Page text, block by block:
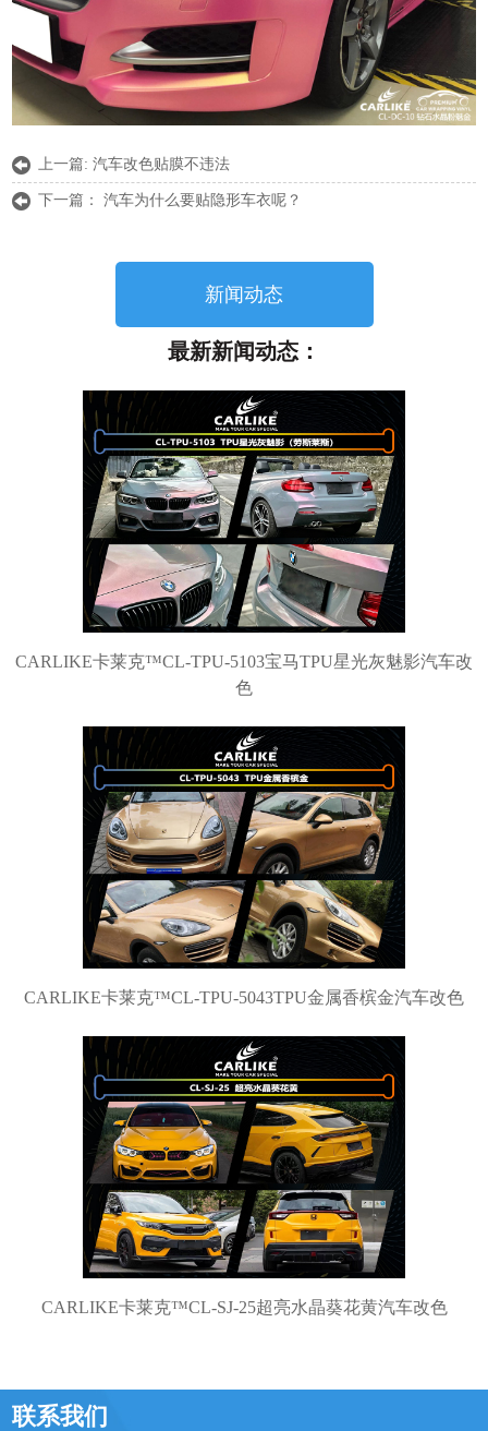
上一篇:汽车改色贴膜不违法
下一篇：汽车为什么要贴隐形车衣呢？
新闻动态
最新新闻动态：
CARLIKE卡莱克™CL-TPU-5103宝马TPU星光灰魅影汽车改
色
CARLIKE卡莱克™CL-TPU-5043TPU金属香槟金汽车改色
CARLIKE卡莱克™CL-SJ-25超亮水晶葵花黄汽车改色
联系我们